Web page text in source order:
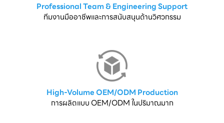
Professional Team & Engineering Support
ทีมงานมืออาชีพและการสนับสนุนด้านวิศวกรรม
High-Volume OEM/ODM Production
การผลิตแบบ OEM/ODM ในปริมาณมาก